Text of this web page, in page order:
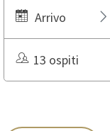
Arrivo
13 ospiti